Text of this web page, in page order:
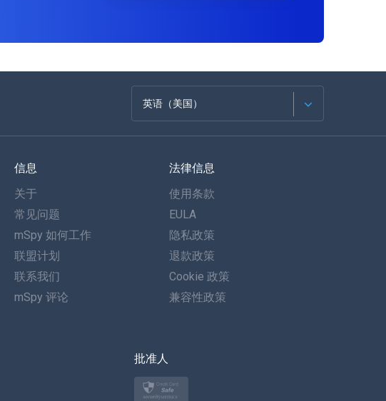
英语（美国）
法语
西班牙语
葡萄牙语
意大利语
土耳其语
信息
关于
常见问题
mSpy 如何工作
联盟计划
联系我们
mSpy 评论
法律信息
使用条款
EULA
隐私政策
退款政策
Cookie 政策
兼容性政策
批准人